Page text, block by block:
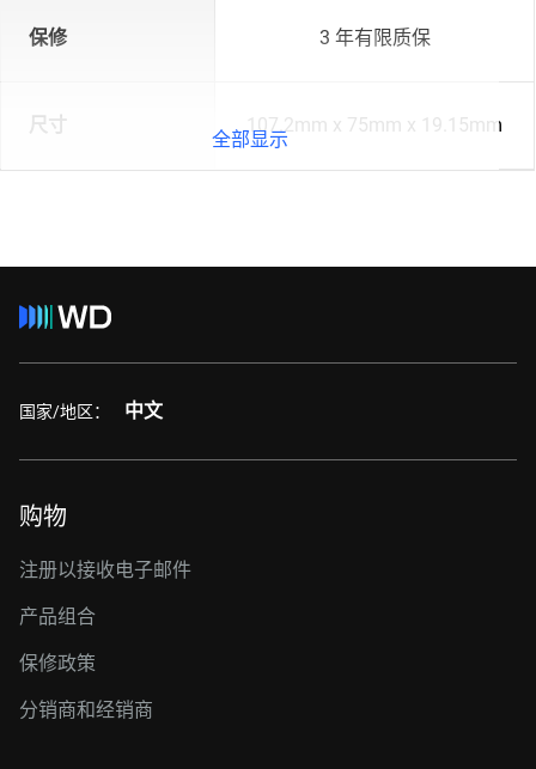
保修 3 年有限质保
尺寸 107.2mm x 75mm x 19.15mm
全部显示
国家/地区： 中文
购物
注册以接收电子邮件
产品组合
保修政策
分销商和经销商